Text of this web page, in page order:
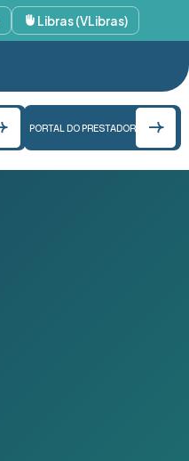
Libras (VLibras)
PORTAL DO PRESTADOR